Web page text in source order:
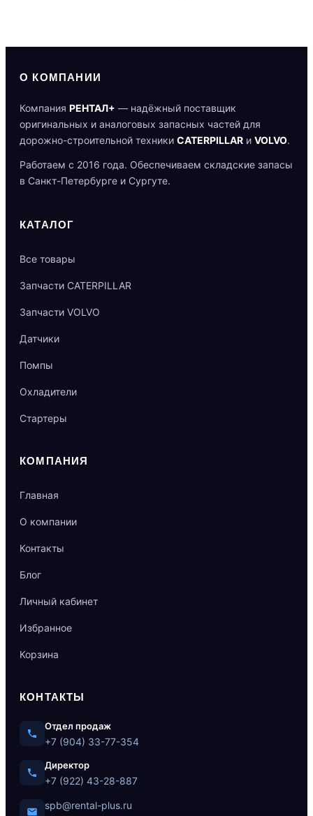
О КОМПАНИИ
Компания РЕНТАЛ+ — надёжный поставщик
оригинальных и аналоговых запасных частей для
дорожно-строительной техники CATERPILLAR и VOLVO.
Работаем с 2016 года. Обеспечиваем складские запасы
в Санкт-Петербурге и Сургуте.
КАТАЛОГ
Все товары
Запчасти CATERPILLAR
Запчасти VOLVO
Датчики
Помпы
Охладители
Стартеры
КОМПАНИЯ
Главная
О компании
Контакты
Блог
Личный кабинет
Избранное
Корзина
КОНТАКТЫ
Отдел продаж
+7 (904) 33-77-354
Директор
+7 (922) 43-28-887
spb@rental-plus.ru